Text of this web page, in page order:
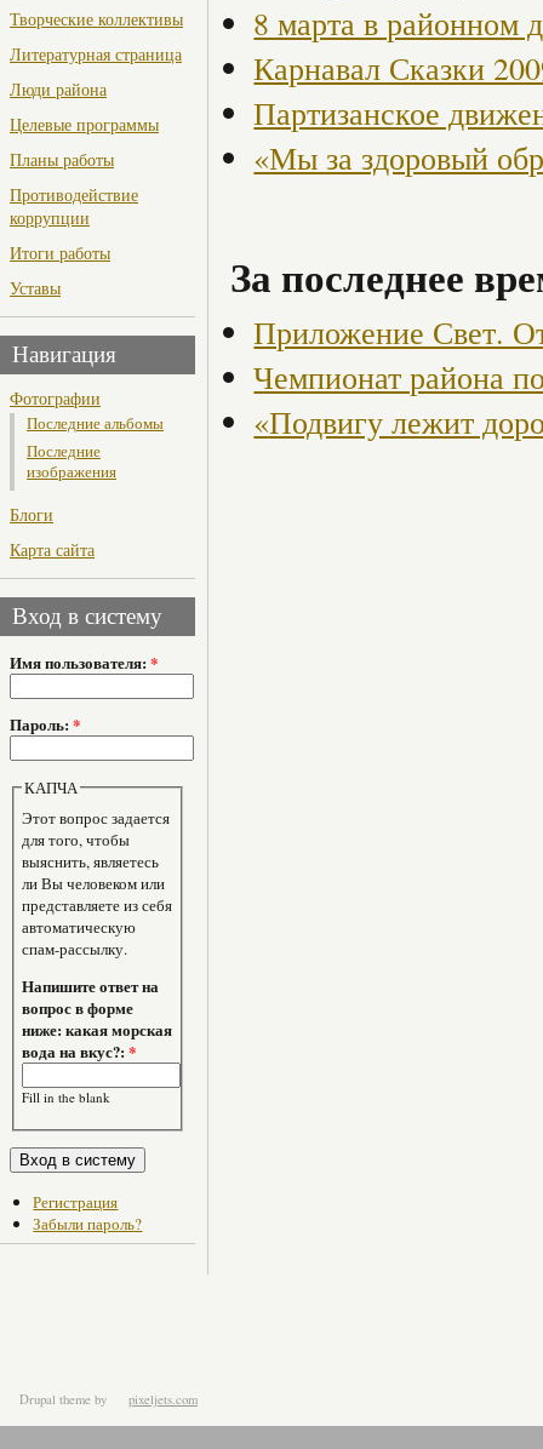
Творческие коллективы
Литературная страница
Люди района
Целевые программы
Планы работы
Противодействие
коррупции
Итоги работы
Уставы
Навигация
Фотографии
Последние альбомы
Последние
изображения
Блоги
Карта сайта
Вход в систему
Имя пользователя: *
Пароль: *
КАПЧА
Этот вопрос задается
для того, чтобы
выяснить, являетесь
ли Вы человеком или
представляете из себя
автоматическую
спам-рассылку.
Напишите ответ на
вопрос в форме
ниже: какая морская
вода на вкус?:*
Fill in the blank
Регистрация
Забыли пароль?
8 марта в районном
Карнавал Сказки
Партизанское
«Мы за здоровый
За последнее
Приложение Свет.
Чемпионат района
«Подвигу лежит
Drupal theme by pixeljets.com